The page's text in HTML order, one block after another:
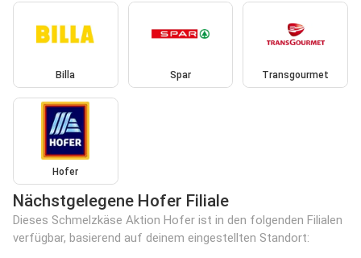
Billa Spar Transgourmet
Hofer
Nächstgelegene Hofer Filiale
Dieses Schmelzkäse Aktion Hofer ist in den folgenden Filialen
verfügbar, basierend auf deinem eingestellten Standort: